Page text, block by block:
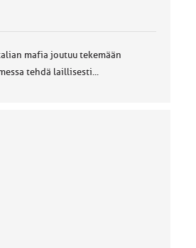
mafia joutuu tekemään
tehdä laillisesti...